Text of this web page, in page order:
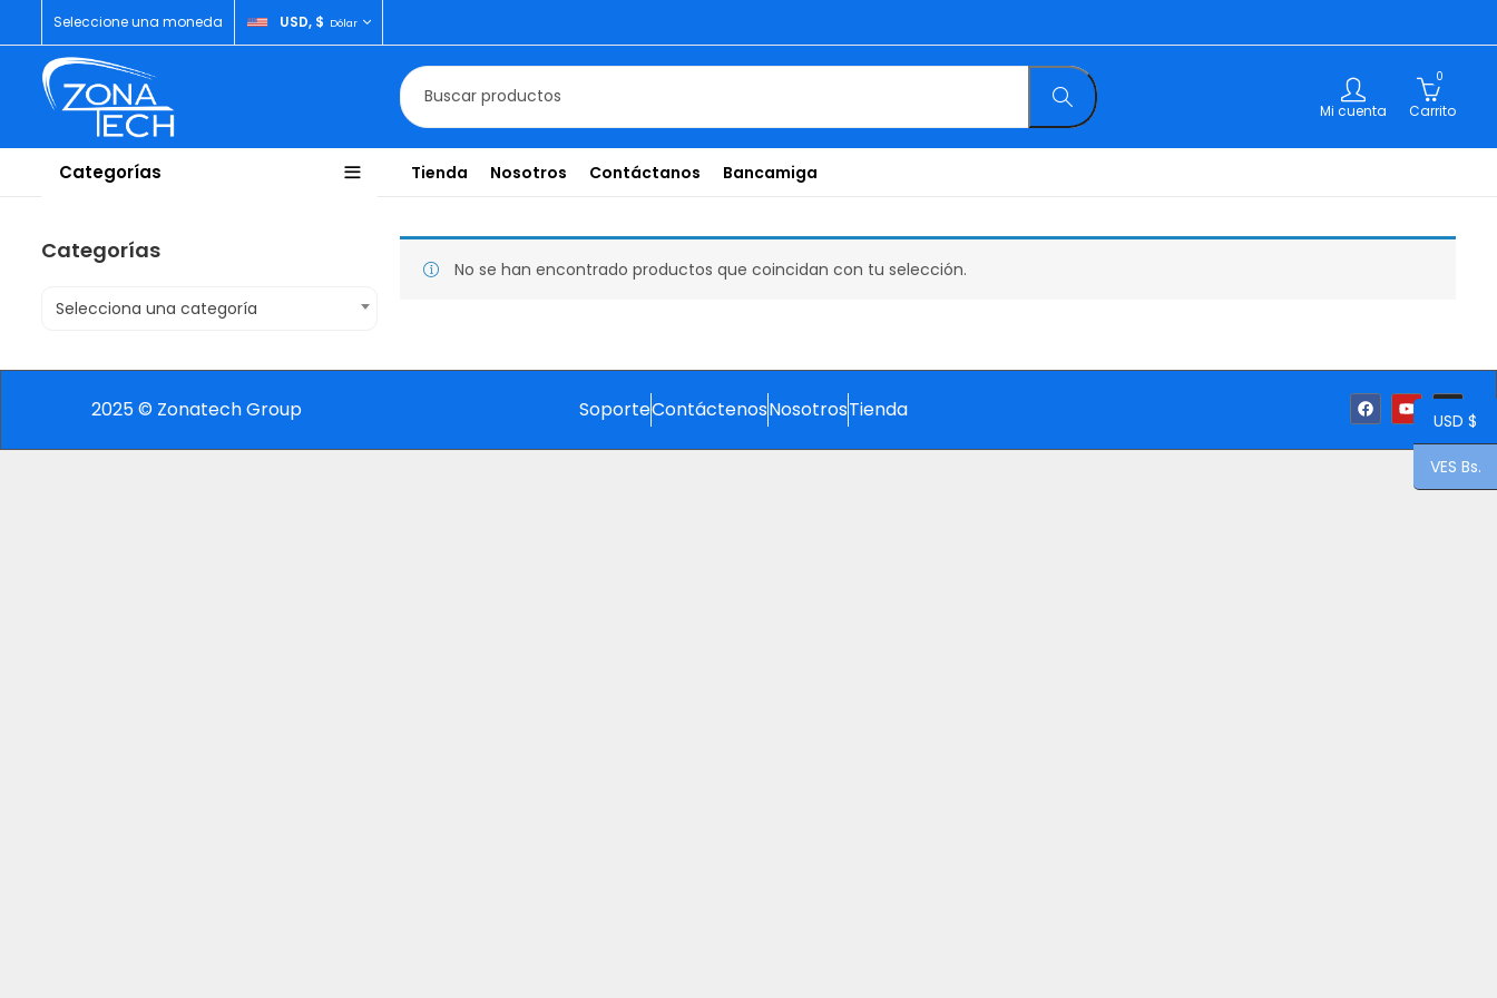
Seleccione una moneda USD, $ Dólar
Mi cuenta
0
Carrito
Categorías Tienda Nosotros Contáctanos Bancamiga
No se han encontrado productos que coincidan con tu selección.
Categorías
Selecciona una categoría
2025 © Zonatech Group SoporteContáctenosNosotrosTienda USD $
VES Bs.